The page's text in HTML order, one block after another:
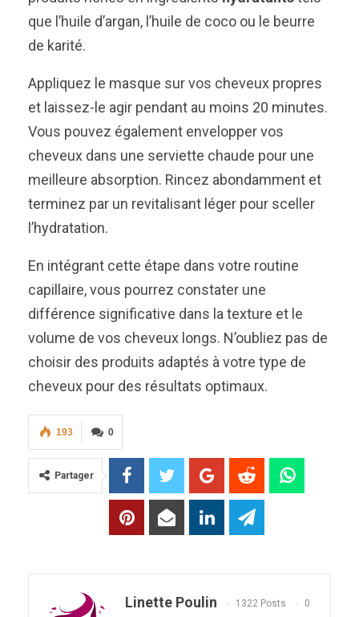
que l’huile d’argan, l’huile de coco ou le beurre
de karité.
Appliquez le masque sur vos cheveux propres
et laissez-le agir pendant au moins 20 minutes.
Vous pouvez également envelopper vos
cheveux dans une serviette chaude pour une
meilleure absorption. Rincez abondamment et
terminez par un revitalisant léger pour sceller
l’hydratation.
En intégrant cette étape dans votre routine
capillaire, vous pourrez constater une
différence significative dans la texture et le
volume de vos cheveux longs. N’oubliez pas de
choisir des produits adaptés à votre type de
cheveux pour des résultats optimaux.
0
193
Partager
Linette Poulin 1322 Posts 0